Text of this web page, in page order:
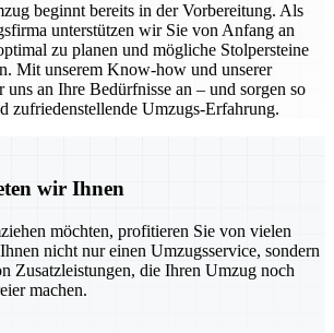
beginnt bereits in der Vorbereitung. Als
unterstützen wir Sie von Anfang an
zu planen und mögliche Stolpersteine
Mit unserem Know-how und unserer
an Ihre Bedürfnisse an – und sorgen so
zufriedenstellende Umzugs-Erfahrung.
wir Ihnen
möchten, profitieren Sie von vielen
nicht nur einen Umzugsservice, sondern
Zusatzleistungen, die Ihren Umzug noch
machen.